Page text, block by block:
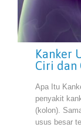
Kanker
Ciri dan
Apa Itu
penyakit
(kolon).
usus besar